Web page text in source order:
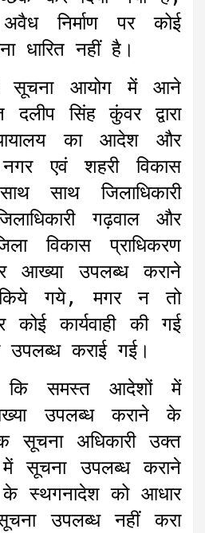
निर्माण पर कोई
धारित नहीं है।
सूचना आयोग में आने
सिंह कुंवर द्वारा
का आदेश और
एवं शहरी विकास
साथ जिलाधिकारी
गढ़वाल और
विकास प्राधिकरण
कर आख्या उपलब्ध कराने
गये, मगर न तो
कार्यवाही की गई
कराई गई।
कि समस्त आदेशों में
उपलब्ध कराने के
अधिकारी उक्त
सूचना उपलब्ध कराने
स्थगनादेश को आधार
उपलब्ध नहीं करा